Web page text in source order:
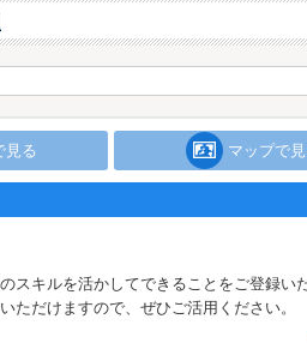
見る マップで
スキルを活かしてできることをご登録い
ただけますので、ぜひご活用ください。